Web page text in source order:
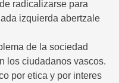
radicalizarse para
izquierda abertzale
de la sociedad
los ciudadanos vascos.
por etica y por interes